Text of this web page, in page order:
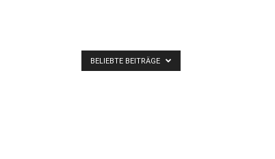
BELIEBTE BEITRÄGE